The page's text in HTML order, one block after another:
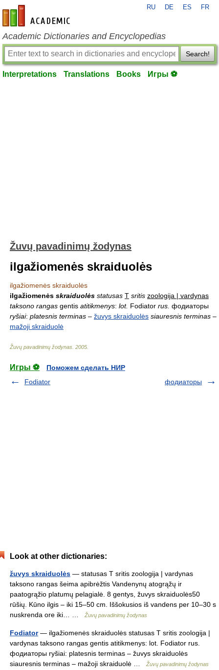
en-academic.com
RU DE ES FR
Academic Dictionaries and Encyclopedias
Search!
Interpretations Translations Books Игры ⚽
Žuvų pavadinimų žodynas
ilgažiomenės skraiduolės
ilgažiomenės skraiduolės
ilgažiomenės skraiduolės statusas T sritis zoologija | vardynas
taksono rangas gentis atitikmenys: lot. Fodiator rus. фодиаторы
ryšiai: platesnis terminas – žuvys skraiduolės siauresnis terminas –
mažoji skraiduolė
Žuvų pavadinimų žodynas 2005
Игры ⚽
Поможем сделать НИР
Fodiator
фодиаторы
Look at other dictionaries:
žuvys skraiduolės — statusas T sritis zoologija | vardynas
taksono rangas šeima apibrėžtis Vandenynų atogrąžų ir
paatogrąžio platumų pelagialė. 8 gentys, žuvys skraiduolės50
rūšių. Kūno ilgis – iki 15–50 cm. Iššokusios iš vandens per 10–30 s
nuskrenda ore iki… …
Žuvų pavadinimų žodynas
Fodiator— ilgažiomenės skraiduolės statusas T sritis zoologija |
vardynas taksono rangas gentis atitikmenys: lot. Fodiator rus.
фодиаторы ryšiai: platesnis terminas – žuvys skraiduolės
siauresnis terminas – mažoji skraiduolė …
Žuvų pavadinimų žodynas